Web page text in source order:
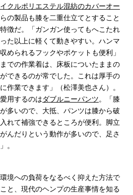
クルポリエステル混紡のカバーオー
の製品も膝を二重仕立てとすること
徴だ。「ガンガン使ってもへこたれ
た以上に軽くて動きやすい。ハンマ
められるフックやポケットも便利」
での作業着は、床板についたままの
できるのが常でした。これは厚手の
作業できます」（松澤美也さん）。
用するのはダブルニーパンツ。「膝
多いので、大抵、パンツは膝から破
れて補強できるところが便利。脚立
んだりという動作が多いので、足さ
。
境への負荷をなるべく抑えた方法で
と、現代のヘンプの生産事情を知る